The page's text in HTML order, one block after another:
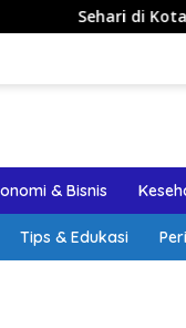
Lama Semarang:
& Bisnis
Tips & Edukasi